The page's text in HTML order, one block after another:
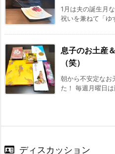
1月は夫の誕生月
祝いを兼ねて「ゆ
息子のお土産
（笑）
朝から不安定なお
た！ 毎週月曜日
ディスカッション